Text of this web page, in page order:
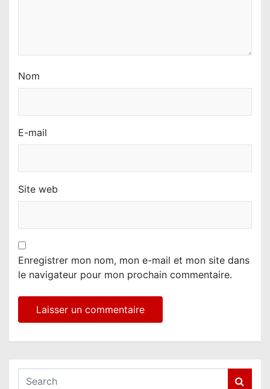
Nom
E-mail
Site web
Enregistrer mon nom, mon e-mail et mon site dans
le navigateur pour mon prochain commentaire.